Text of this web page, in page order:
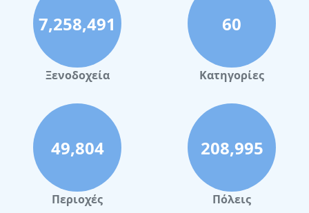
7,258,491
Ξενοδοχεία
60
Κατηγορίες
49,804
Περιοχές
208,995
Πόλεις